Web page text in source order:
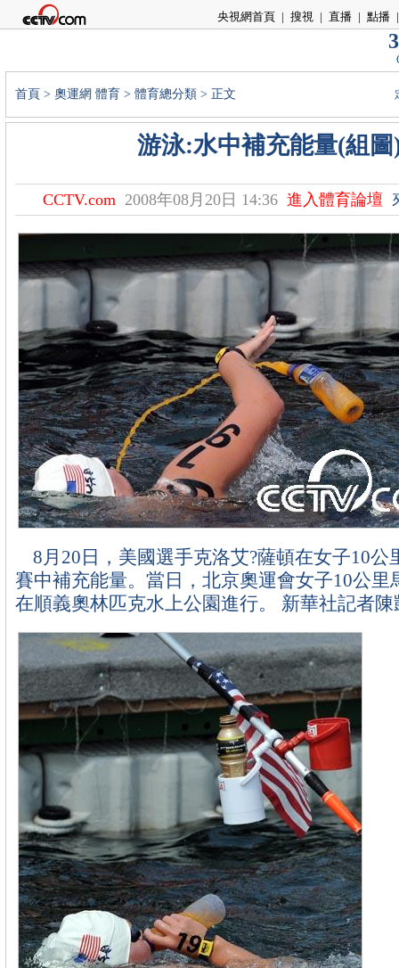
央視網首頁 | 搜視 | 直播 | 點播 |
首頁 > 奧運網 體育 > 體育總分類 > 正文
游泳:水中補充能量(組圖
CCTV.com 2008年08月20日 14:36 進入體育論壇
8月20日，美國選手克洛艾?薩頓在女子10公
賽中補充能量。當日，北京奧運會女子10公里
在順義奧林匹克水上公園進行。 新華社記者陳